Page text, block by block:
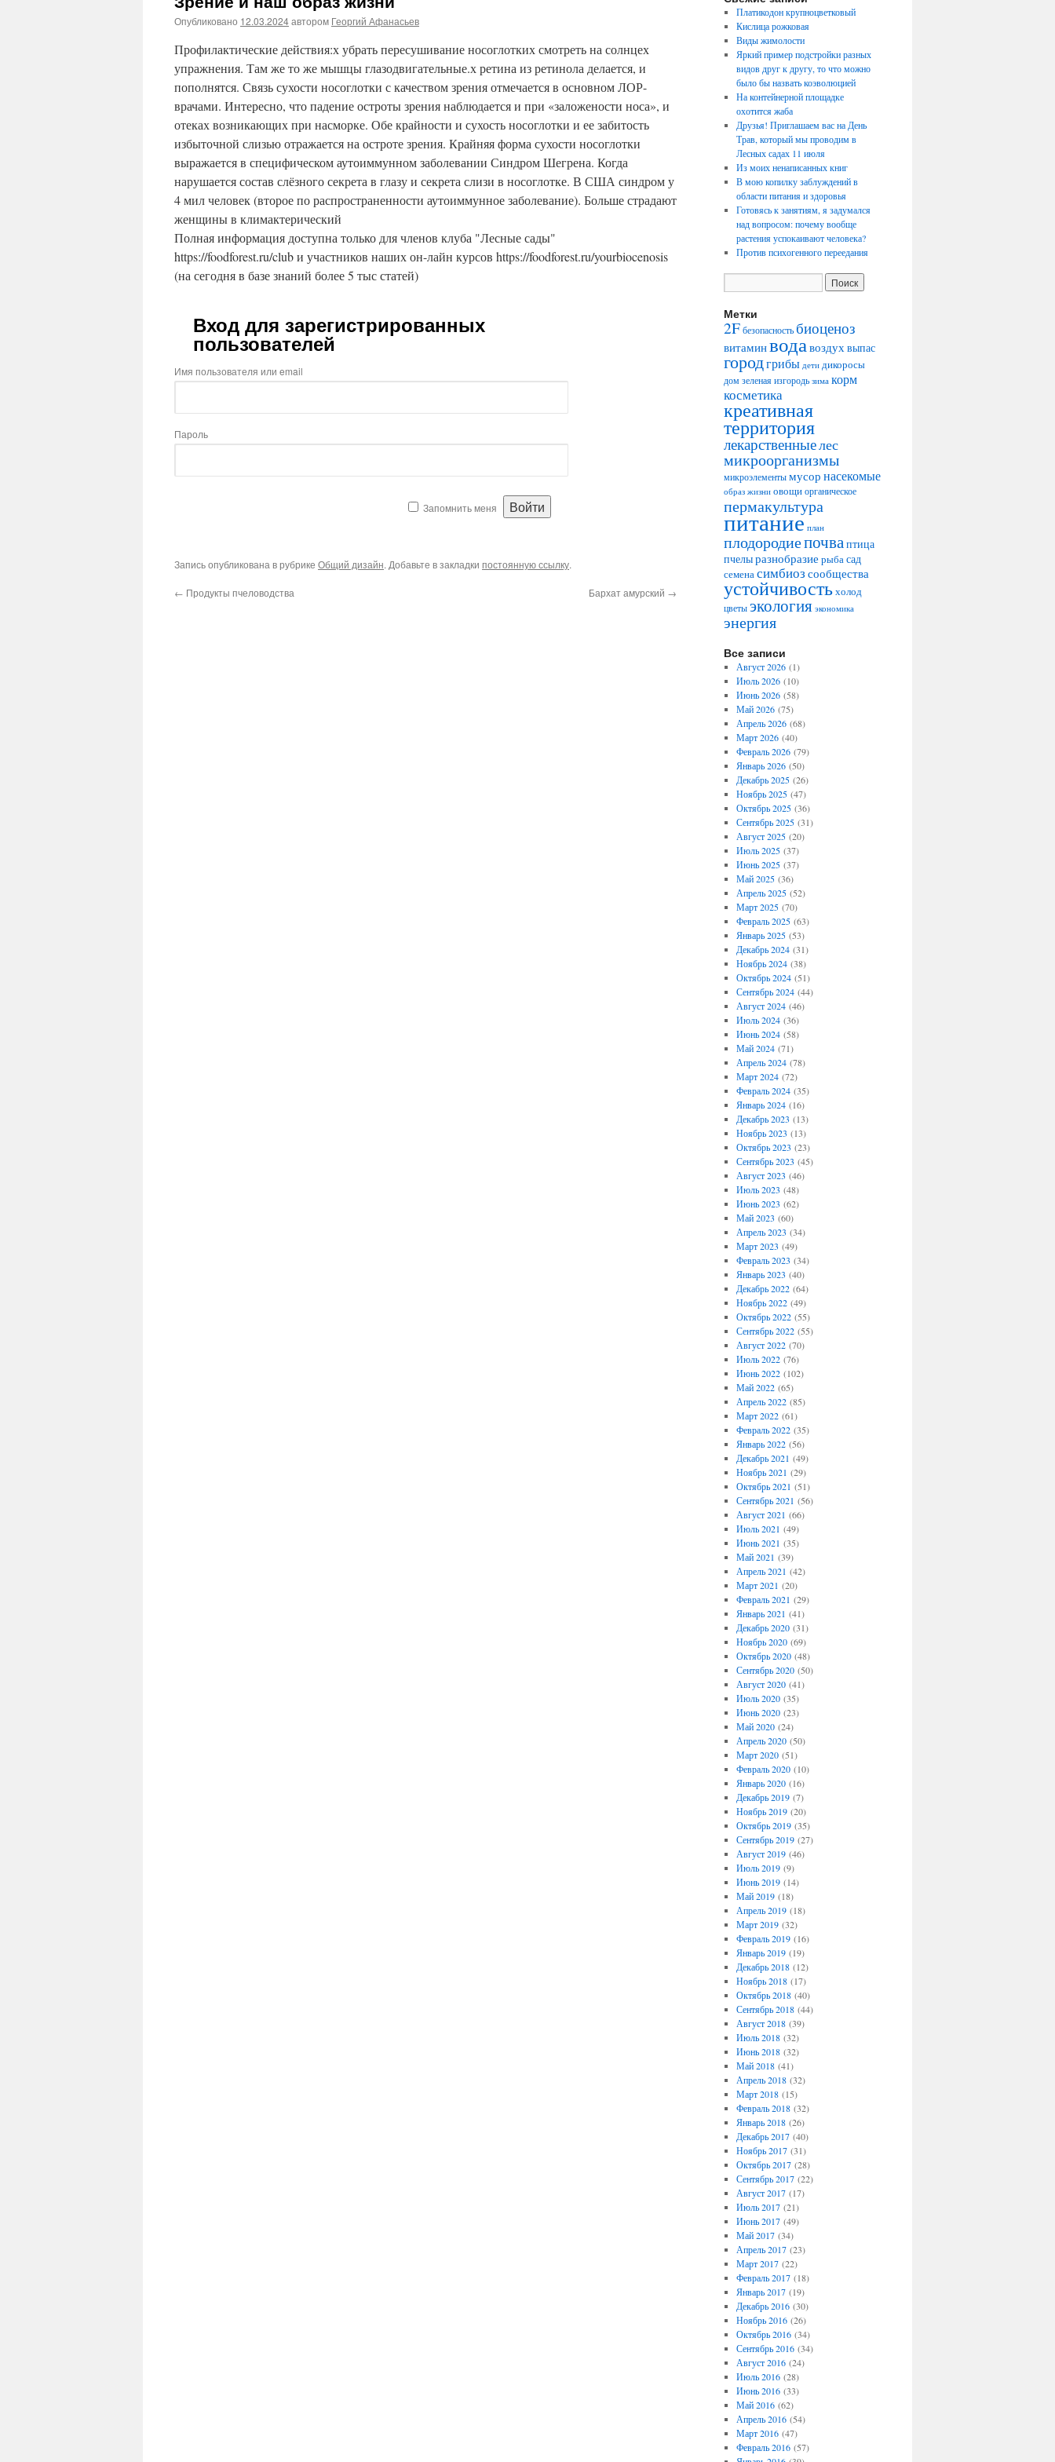
Опубликовано 12.03.2024автором Георгий Афанасьев
Профилактические действия:х убрать пересушивание носоглотких смотреть на солнцех
упражнения. Там же то же мышцы глазодвигательные.х ретина из ретинола делается, и
пополнятся. Связь сухости носоглотки с качеством зрения отмечается в основном ЛОР-
врачами. Интересно, что падение остроты зрения наблюдается и при «заложености носа», и
отеках возникающих при насморке. Обе крайности и сухость носоглотки и ее забитость
избыточной слизью отражается на остроте зрения. Крайняя форма сухости носоглотки
выражается в специфическом аутоиммунном заболевании Синдром Шегрена. Когда
нарушается состав слёзного секрета в глазу и секрета слизи в носоглотке. В США синдром у
4 мил человек (второе по распространенности аутоиммунное заболевание). Больше страдают
женщины в климактерический
Полная информация доступна только для членов клуба "Лесные сады"
https://foodforest.ru/club и участников наших он-лайн курсов https://foodforest.ru/yourbiocenosis
(на сегодня в базе знаний более 5 тыс статей)
Вход для зарегистрированных
пользователей
Имя пользователя или email
Пароль
Запомнить меня
Запись опубликована в рубрике Общий дизайн. Добавьте в закладки постоянную ссылку.
← Продукты пчеловодства Бархат амурский →
Платикодон крупноцветковый
Кислица рожковая
Виды жимолости
Яркий пример подстройки разных
видов друг к другу, то что можно
было бы назвать коэволюцией
На контейнерной площадке
охотится жаба
Друзья! Приглашаем вас на День
Трав, который мы проводим в
Лесных садах 11 июля
Из моих ненаписанных книг
В мою копилку заблуждений в
области питания и здоровья
Готовясь к занятиям, я задумался
над вопросом: почему вообще
растения успокаивают человека?
Против психогенного переедания
Метки
2F безопасность биоценоз
витаминводавоздухвыпас
городгрибы дети дикоросы
домзеленая изгородь зима корм
косметика
креативная
территория
лекарственныелес
микроорганизмы
микроэлементымусор насекомые
образ жизни овощи органическое
пермакультура
питание план
плодородиепочваптица
пчелыразнобразие рыбасад
семенасимбиоз сообщества
устойчивостьхолод
цветы экология экономика
энергия
Все записи
Август 2026(1)
Июль 2026(10)
Июнь 2026(58)
Май 2026(75)
Апрель 2026(68)
Март 2026(40)
Февраль 2026(79)
Январь 2026(50)
Декабрь 2025(26)
Ноябрь 2025(47)
Октябрь 2025(36)
Сентябрь 2025(31)
Август 2025(20)
Июль 2025(37)
Июнь 2025(37)
Май 2025(36)
Апрель 2025(52)
Март 2025(70)
Февраль 2025(63)
Январь 2025(53)
Декабрь 2024(31)
Ноябрь 2024(38)
Октябрь 2024(51)
Сентябрь 2024(44)
Август 2024(46)
Июль 2024(36)
Июнь 2024(58)
Май 2024(71)
Апрель 2024(78)
Март 2024(72)
Февраль 2024(35)
Январь 2024(16)
Декабрь 2023 (13)
Ноябрь 2023 (13)
Октябрь 2023 (23)
Сентябрь 2023 (45)
Август 2023 (46)
Июль 2023 (48)
Июнь 2023 (62)
Май 2023 (60)
Апрель 2023 (34)
Март 2023 (49)
Февраль 2023 (34)
Январь 2023 (40)
Декабрь 2022(64)
Ноябрь 2022(49)
Октябрь 2022(55)
Сентябрь 2022(55)
Август 2022(70)
Июль 2022(76)
Июнь 2022(102)
Май 2022(65)
Апрель 2022(85)
Март 2022(61)
Февраль 2022(35)
Январь 2022(56)
Декабрь 2021 (49)
Ноябрь 2021 (29)
Октябрь 2021 (51)
Сентябрь 2021 (56)
Август 2021 (66)
Июль 2021 (49)
Июнь 2021 (35)
Май 2021 (39)
Апрель 2021 (42)
Март 2021 (20)
Февраль 2021 (29)
Январь 2021 (41)
Декабрь 2020(31)
Ноябрь 2020(69)
Октябрь 2020(48)
Сентябрь 2020(50)
Август 2020(41)
Июль 2020(35)
Июнь 2020(23)
Май 2020(24)
Апрель 2020(50)
Март 2020(51)
Февраль 2020(10)
Январь 2020(16)
Декабрь 2019(7)
Ноябрь 2019(20)
Октябрь 2019(35)
Сентябрь 2019(27)
Август 2019(46)
Июль 2019(9)
Июнь 2019(14)
Май 2019(18)
Апрель 2019(18)
Март 2019(32)
Февраль 2019(16)
Январь 2019(19)
Декабрь 2018(12)
Ноябрь 2018(17)
Октябрь 2018(40)
Сентябрь 2018(44)
Август 2018(39)
Июль 2018(32)
Июнь 2018(32)
Май 2018(41)
Апрель 2018(32)
Март 2018(15)
Февраль 2018(32)
Январь 2018(26)
Декабрь 2017(40)
Ноябрь 2017(31)
Октябрь 2017(28)
Сентябрь 2017(22)
Август 2017(17)
Июль 2017(21)
Июнь 2017(49)
Май 2017(34)
Апрель 2017(23)
Март 2017(22)
Февраль 2017(18)
Январь 2017(19)
Декабрь 2016(30)
Ноябрь 2016(26)
Октябрь 2016(34)
Сентябрь 2016(34)
Август 2016(24)
Июль 2016(28)
Июнь 2016(33)
Май 2016(62)
Апрель 2016(54)
Март 2016(47)
Февраль 2016(57)